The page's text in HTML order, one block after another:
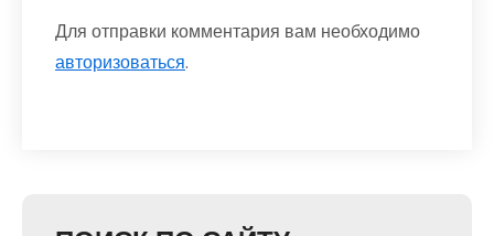
Для отправки комментария вам необходимо
авторизоваться.